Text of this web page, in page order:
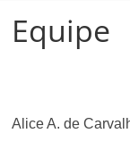
Equipe
Alice A. de